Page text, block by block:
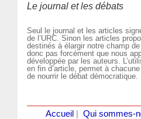
Le journal et les débats
Seul le journal et les articles
de l’URC. Sinon les articles
destinés à élargir notre champ
donc pas forcément que nous
développée par les auteurs.
en fin d’article, permet à
de nourrir le débat démocratique.
Accueil Qui sommes-